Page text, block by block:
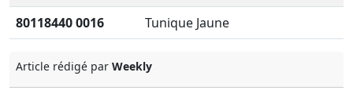
80118440 0016
Tunique Jaune
Article rédigé par Weekly